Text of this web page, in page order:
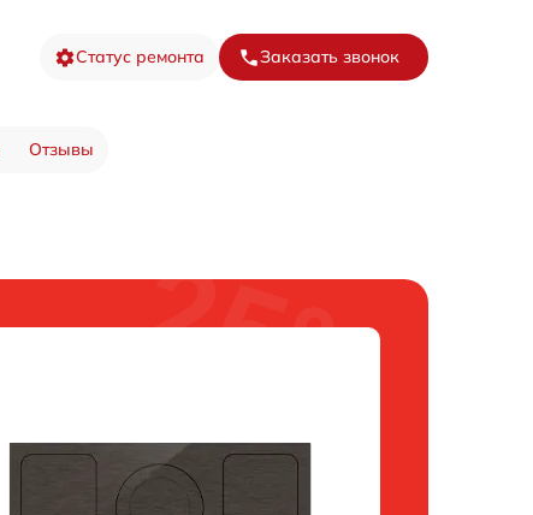
Статус ремонта Заказать звонок
Отзывы